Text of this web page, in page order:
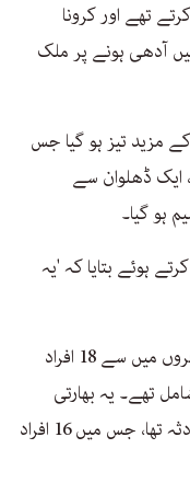
تھے اور کرونا
آدھی ہونے پر ملک
مزید تیز ہو گیا جس
ایک ڈھلوان سے
ہو گیا۔
ہوئے بتایا کہ 'یہ
حکام کے مطابق جہاز میں سوار 190 مسافروں میں سے 18 افراد
تھے۔ یہ بھارتی
طیاروں کا گذشتہ دس سال میں بدترین حادثہ تھا، جس میں 16 افراد